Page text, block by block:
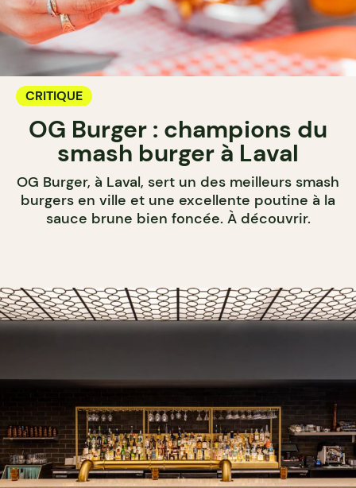
CRITIQUE
OG Burger : champions du
smash burger à Laval
OG Burger, à Laval, sert un des meilleurs smash
burgers en ville et une excellente poutine à la
sauce brune bien foncée. À découvrir.